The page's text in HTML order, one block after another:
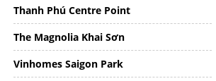
Thanh Phú Centre Point
The Magnolia Khai Sơn
Vinhomes Saigon Park